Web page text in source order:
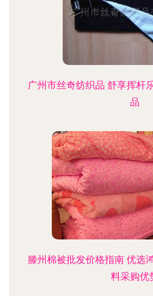
广州市丝奇纺织品 舒享挥杆
品
滕州棉被批发价格指南 优选
料采购优